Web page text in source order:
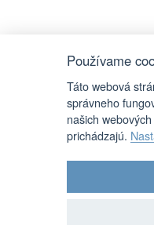
Používame
Táto webová
správneho
našich
prichádzajú.